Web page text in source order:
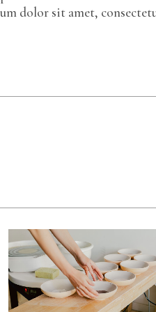
dolor sit amet,